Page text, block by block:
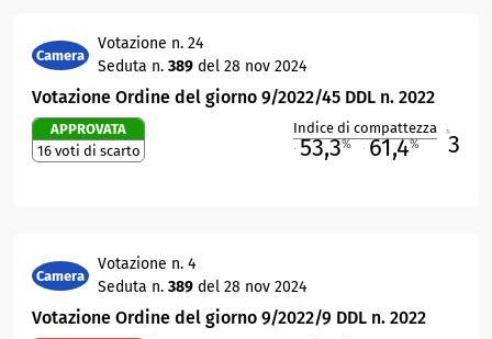
Camera
Votazione n. 24
Seduta n. 389 del 28 nov 2024
Votazione Ordine del giorno 9/2022/45 DDL n. 2022
APPROVATA
16 voti di scarto
Indice di compattezza
53,3% 61,4% 3
Camera
Votazione n. 4
Seduta n. 389 del 28 nov 2024
Votazione Ordine del giorno 9/2022/9 DDL n. 2022